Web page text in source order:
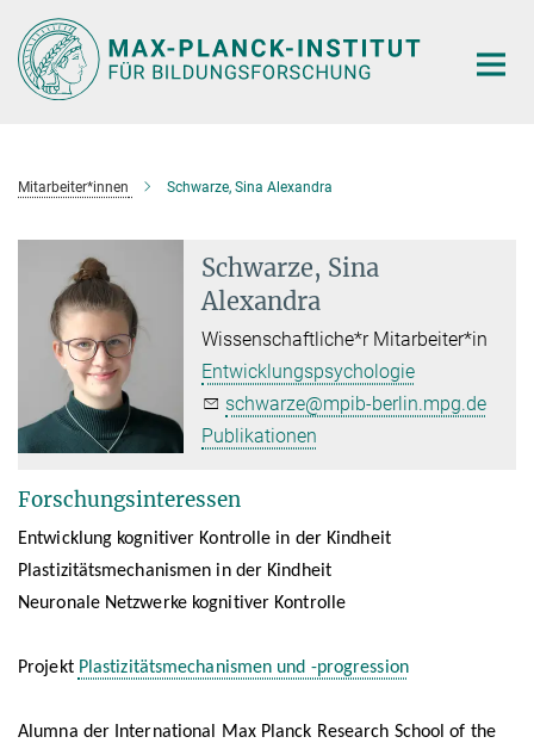
Hauptinhalt
Mitarbeiter*innen Schwarze, Sina Alexandra
Schwarze, Sina
Alexandra
Wissenschaftliche*r Mitarbeiter*in
Entwicklungspsychologie
schwarze@mpib-berlin.mpg.de
Publikationen
Forschungsinteressen
Entwicklung kognitiver Kontrolle in der Kindheit
Plastizitätsmechanismen in der Kindheit
Neuronale Netzwerke kognitiver Kontrolle
Projekt Plastizitätsmechanismen und -progression
Alumna der International Max Planck Research School of the